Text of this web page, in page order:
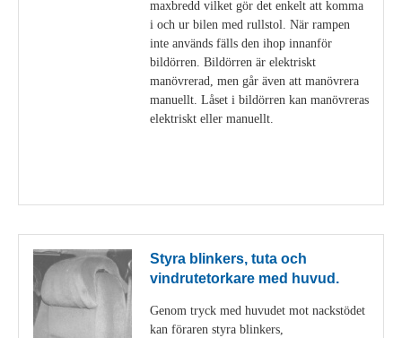
maxbredd vilket gör det enkelt att komma
i och ur bilen med rullstol. När rampen
inte används fälls den ihop innanför
bildörren. Bildörren är elektriskt
manövrerad, men går även att manövrera
manuellt. Låset i bildörren kan manövreras
elektriskt eller manuellt.
Styra blinkers, tuta och
vindrutetorkare med huvud.
Genom tryck med huvudet mot nackstödet
kan föraren styra blinkers,